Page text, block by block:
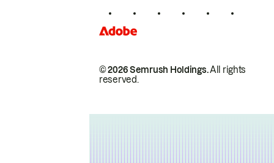
© 2026 Semrush Holdings.All rights
reserved.